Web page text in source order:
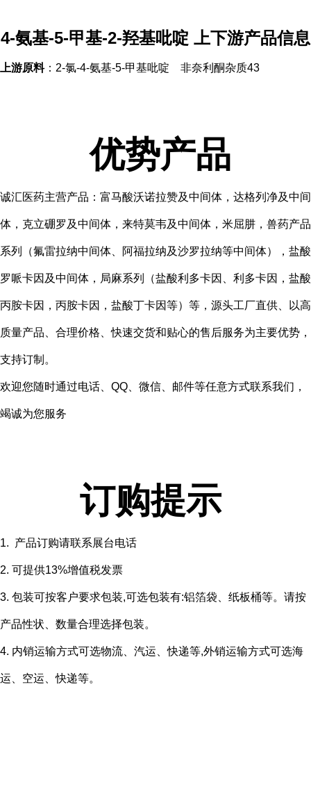
4-氨基-5-甲基-2-羟基吡啶 上下游产品信息
上游原料：2-氯-4-氨基-5-甲基吡啶 非奈利酮杂质43
优势产品
诚汇医药主营产品：富马酸沃诺拉赞及中间体，达格列净及中间
体，克立硼罗及中间体，来特莫韦及中间体，米屈肼，兽药产品
系列（氟雷拉纳中间体、阿福拉纳及沙罗拉纳等中间体），盐酸
罗哌卡因及中间体，局麻系列（盐酸利多卡因、利多卡因，盐酸
丙胺卡因，丙胺卡因，盐酸丁卡因等）等，源头工厂直供、以高
质量产品、合理价格、快速交货和贴心的售后服务为主要优势，
支持订制。
欢迎您随时通过电话、QQ、微信、邮件等任意方式联系我们，
竭诚为您服务
订购提示
1. 产品订购请联系展台电话
2. 可提供13%增值税发票
3. 包装可按客户要求包装,可选包装有:铝箔袋、纸板桶等。请按
产品性状、数量合理选择包装。
4. 内销运输方式可选物流、汽运、快递等,外销运输方式可选海
运、空运、快递等。